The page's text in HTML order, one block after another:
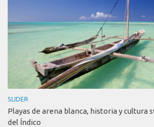
SLIDER
Playas de arena blanca, historia y cultura
del Índico